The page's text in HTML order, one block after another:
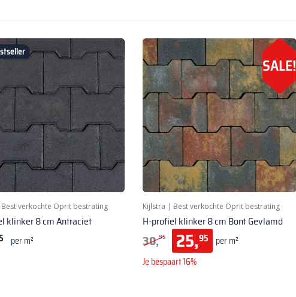
Best verkochte Oprit bestrating
klinker 8 cm Antraciet
per m²
SALE!
Kijlstra | Best verkochte Oprit bestrating
H-profiel klinker 8 cm Bont Gevlamd
30,95 25,95
per m²
Je bespaart 16%